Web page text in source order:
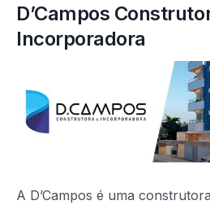
D’Campos
Incorporadora
A D’Campos é uma